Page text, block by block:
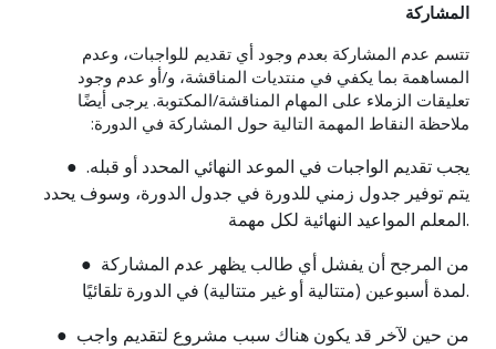
المشاركة
تتسم عدم المشاركة بعدم وجود أي تقديم للواجبات، وعدم
المساهمة بما يكفي في منتديات المناقشة، و/أو عدم وجود
تعليقات الزملاء على المهام المناقشة/المكتوبة. يرجى أيضًا
ملاحظة النقاط المهمة التالية حول المشاركة في الدورة:
● يجب تقديم الواجبات في الموعد النهائي المحدد أو قبله.
يتم توفير جدول زمني للدورة في جدول الدورة، وسوف يحدد
المعلم المواعيد النهائية لكل مهمة.
● من المرجح أن يفشل أي طالب يظهر عدم المشاركة
لمدة أسبوعين (متتالية أو غير متتالية) في الدورة تلقائيًا.
● من حين لآخر قد يكون هناك سبب مشروع لتقديم واجب